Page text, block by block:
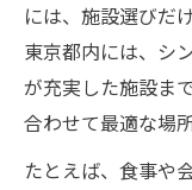
には、施設選びだ
東京都内には、シ
が充実した施設ま
合わせて最適な場
たとえば、食事や